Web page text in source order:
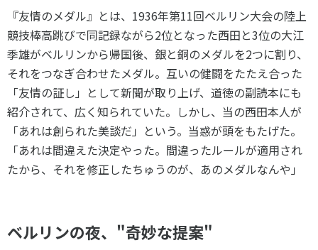
『友情のメダル』とは、1936年第11回ベルリン大会の陸上
競技棒高跳びで同記録ながら2位となった西田と3位の大江
季雄がベルリンから帰国後、銀と銅のメダルを2つに割り、
それをつなぎ合わせたメダル。互いの健闘をたたえ合った
「友情の証し」として新聞が取り上げ、道徳の副読本にも
紹介されて、広く知られていた。しかし、当の西田本人が
「あれは創られた美談だ」という。当惑が頭をもたげた。
「あれは間違えた決定やった。間違ったルールが適用され
たから、それを修正したちゅうのが、あのメダルなんや」
ベルリンの夜、"奇妙な提案"